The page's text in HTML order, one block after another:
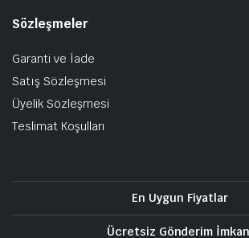
Sözleşmeler
Garanti ve İade
Satış Sözleşmesi
Üyelik Sözleşmesi
Teslimat Koşulları
En Uygun Fiyatlar
Ücretsiz Gönderim